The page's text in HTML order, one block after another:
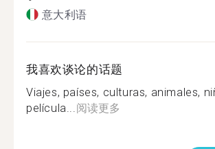
意大利语
我喜欢谈论的话题
Viajes, países, culturas, animales,
película... 阅读更多